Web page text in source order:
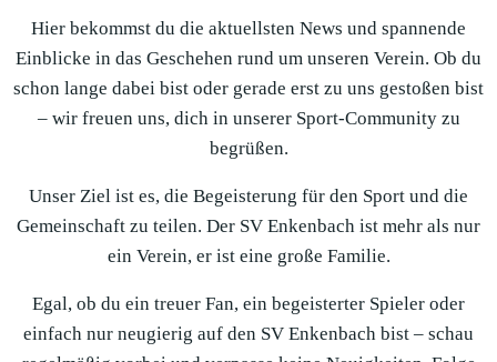
Hier bekommst du die aktuellsten News und spannende
Einblicke in das Geschehen rund um unseren Verein. Ob du
schon lange dabei bist oder gerade erst zu uns gestoßen bist
– wir freuen uns, dich in unserer Sport-Community zu
begrüßen.
Unser Ziel ist es, die Begeisterung für den Sport und die
Gemeinschaft zu teilen. Der SV Enkenbach ist mehr als nur
ein Verein, er ist eine große Familie.
Egal, ob du ein treuer Fan, ein begeisterter Spieler oder
einfach nur neugierig auf den SV Enkenbach bist – schau